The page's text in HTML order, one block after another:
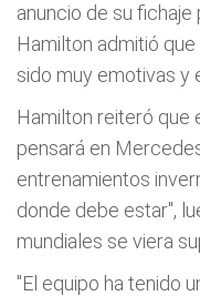
anuncio de su fichaje
Hamilton admitió
sido muy emotivas y
Hamilton reiteró que
pensará en
entrenamientos
donde debe estar",
mundiales se viera
"El equipo ha tenido